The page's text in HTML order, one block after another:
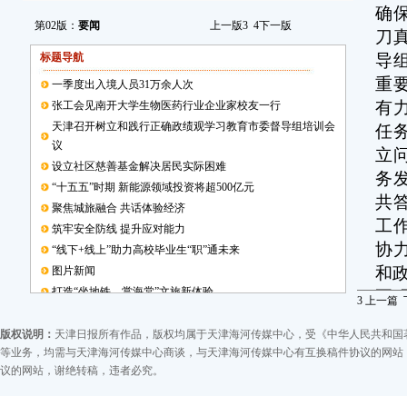
第02版： 要闻 上一版3 4下一版
标题导航
一季度出入境人员31万余人次
张工会见南开大学生物医药行业企业家校友一行
天津召开树立和践行正确政绩观学习教育市委督导组培训会
议
设立社区慈善基金解决居民实际困难
“十五五”时期 新能源领域投资将超500亿元
聚焦城旅融合 共话体验经济
筑牢安全防线 提升应对能力
“线下+线上”助力高校毕业生“职”通未来
图片新闻
打造“坐地铁、赏海棠”文旅新体验
确
刀
导
重
有
任
立
务
共
工
协
和
五”
3 上一篇
版权说明： 天津日报所有作品，版权均属于天津海河传媒中心，受《中华人民共和
等业务，均需与天津海河传媒中心商谈，与天津海河传媒中心有互换稿件协议的网
议的网站，谢绝转稿，违者必究。